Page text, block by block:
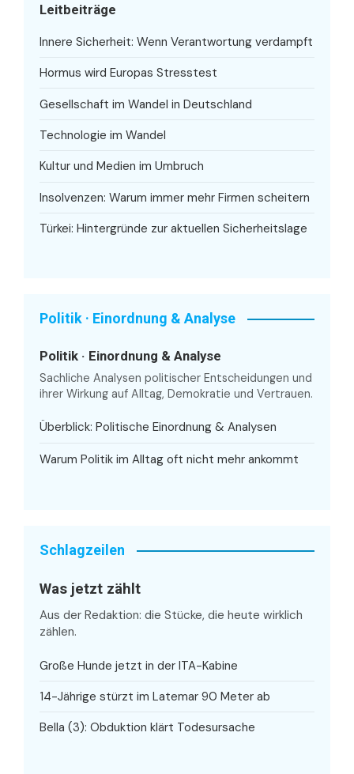
Leitbeiträge
Innere Sicherheit: Wenn Verantwortung verdampft
Hormus wird Europas Stresstest
Gesellschaft im Wandel in Deutschland
Technologie im Wandel
Kultur und Medien im Umbruch
Insolvenzen: Warum immer mehr Firmen scheitern
Türkei: Hintergründe zur aktuellen Sicherheitslage
Politik · Einordnung & Analyse
Politik · Einordnung & Analyse
Sachliche Analysen politischer Entscheidungen und
ihrer Wirkung auf Alltag, Demokratie und Vertrauen.
Überblick: Politische Einordnung & Analysen
Warum Politik im Alltag oft nicht mehr ankommt
Schlagzeilen
Was jetzt zählt
Aus der Redaktion: die Stücke, die heute wirklich
zählen.
Große Hunde jetzt in der ITA-Kabine
14-Jährige stürzt im Latemar 90 Meter ab
Bella (3): Obduktion klärt Todesursache